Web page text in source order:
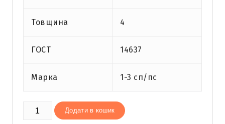
Товщина 4
ГОСТ 14637
Марка 1-3 сп/пс
Лист
гарячекатаний
Додати в кошик